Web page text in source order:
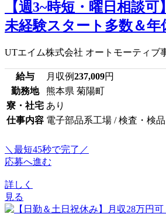
【週3~時短・曜日相談可
未経験スタート多数＆年
UTエイム株式会社 オートモーティブ
給与 月収例237,009円
勤務地
熊本県 菊陽町
寮・社宅 あり
仕事内容 電子部品系工場 / 検査・検
＼最短45秒で完了／
応募へ進む
詳しく
見る